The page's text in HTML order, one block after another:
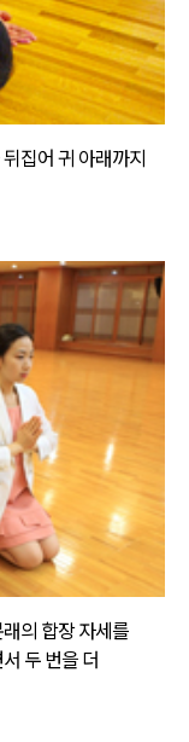
집어 귀 아래까지
의 합장 자세를
두 번을 더